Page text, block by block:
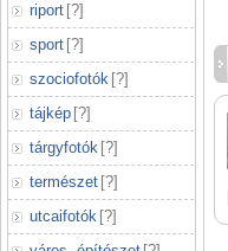
riport [?]
sport [?]
szociofotók [?]
tájkép [?]
tárgyfotók [?]
természet [?]
utcaifotók [?]